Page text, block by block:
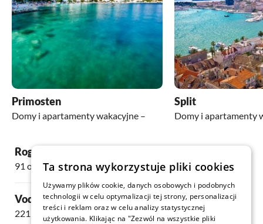
Primosten
Domy i apartamenty wakacyjne –
Split
Domy i apartamenty
Rogoznica
91 oferty
Vodice
221 oferty
Brodarica
63 oferty
Srima
94 oferty
Ta strona wykorzystuje pliki cookies
Używamy plików cookie, danych osobowych i podobnych
technologii w celu optymalizacji tej strony, personalizacji
treści i reklam oraz w celu analizy statystycznej
użytkowania. Klikając na "Zezwól na wszystkie pliki